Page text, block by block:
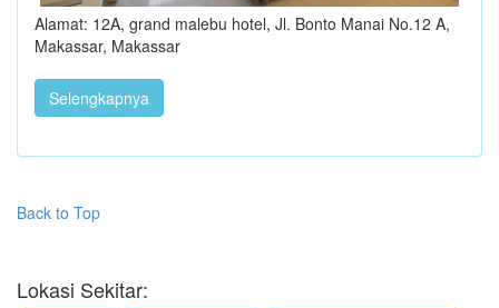
Alamat: 12A, grand malebu hotel, Jl. Bonto Manai No.12 A,
Makassar, Makassar
Selengkapnya
Back to Top
Lokasi Sekitar: